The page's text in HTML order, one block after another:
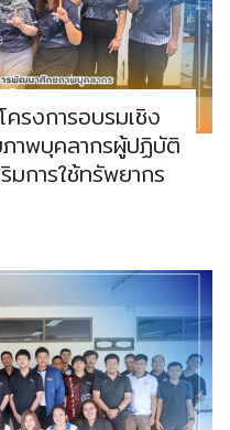
รงการอบรมเชิง
าพบุคลากรผู้ปฏิบัติ
มการใช้ทรัพยากร